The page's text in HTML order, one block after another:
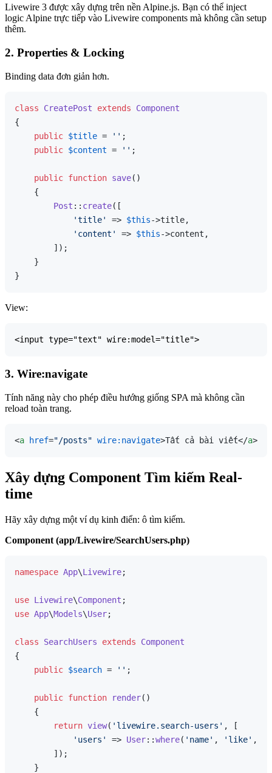
Livewire 3 được xây dựng trên nền Alpine.js. Bạn có thể inject
logic Alpine trực tiếp vào Livewire components mà không cần setup
thêm.
2. Properties & Locking
Binding data đơn giản hơn.
class CreatePost extends
Component
{
public $title = '' ;
public $content = '' ;
public function save( )
{
Post :: create([
'title'
=> $this->title,
'content'
=> $this->content,
        ]);
    }
View:
3. Wire:navigate
Tính năng này cho phép điều hướng giống SPA mà không cần
reload toàn trang.
<a href="/posts" wire:navigate>Tất cả bài viết</a>
Xây dựng Component Tìm kiếm Real-
time
Hãy xây dựng một ví dụ kinh điển: ô tìm kiếm.
Component (app/Livewire/SearchUsers.php)
namespace App\Livewire;
use Livewire\Component
use App\Models\User;
class SearchUsers extends
Component
{
public $search = '' ;
public function render( )
{
return view( 'livewire.search-users' , [
'users'
=> User::where( 'name' , 'like' ,
        ]);
    }